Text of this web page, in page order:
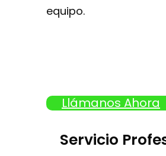
equipo.
Llámanos Ahora
Servicio